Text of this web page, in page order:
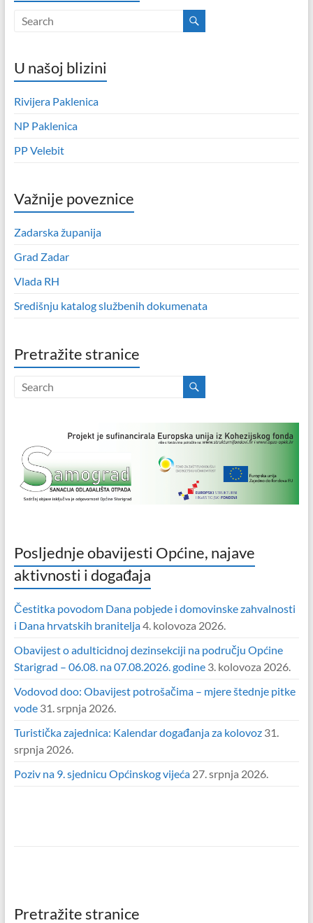
U našoj blizini
Rivijera Paklenica
NP Paklenica
PP Velebit
Važnije poveznice
Zadarska županija
Grad Zadar
Vlada RH
Središnju katalog službenih dokumenata
Pretražite stranice
Posljednje obavijesti Općine, najave
aktivnosti i događaja
Čestitka povodom Dana pobjede i domovinske zahvalnosti
i Dana hrvatskih branitelja4. kolovoza 2026.
Obavijest o adulticidnoj dezinsekciji na području Općine
Starigrad – 06.08. na 07.08.2026. godine 3. kolovoza 2026.
Vodovod doo: Obavijest potrošačima – mjere štednje pitke
vode 31. srpnja 2026.
Turistička zajednica: Kalendar događanja za kolovoz 31.
srpnja 2026.
Poziv na 9. sjednicu Općinskog vijeća 27. srpnja 2026.
Pretražite stranice